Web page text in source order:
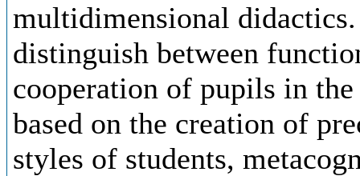
multidimensional
distinguish between
cooperation of pupils in
based on the creation of
styles of students,